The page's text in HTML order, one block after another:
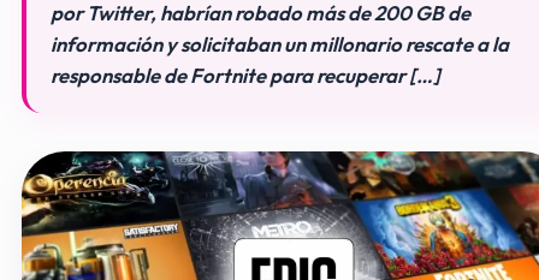
por Twitter, habrían robado más de 200 GB de
información y solicitaban un millonario rescate a la
responsable de Fortnite para recuperar […]